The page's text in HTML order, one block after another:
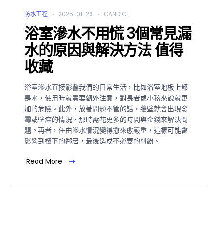
防水工程 2025-01-26 CANDICE
浴室滲水不用慌 3個常見漏
水的原因與解決方法 值得
收藏
浴室滲水直接影響我們的日常生活，比如浴室地板上都
是水，使用時就需要額外注意，對長者或小孩來說就更
加的危險。此外，放著問題不管的話，牆壁就會出現發
霉或壁癌的情況，那時需花更多的時間與金錢來解決問
題。再者，任由滲水情況變得愈來愈嚴重，這樣可能會
影響到樓下的鄰居，最後造成不必要的糾紛。
Read More